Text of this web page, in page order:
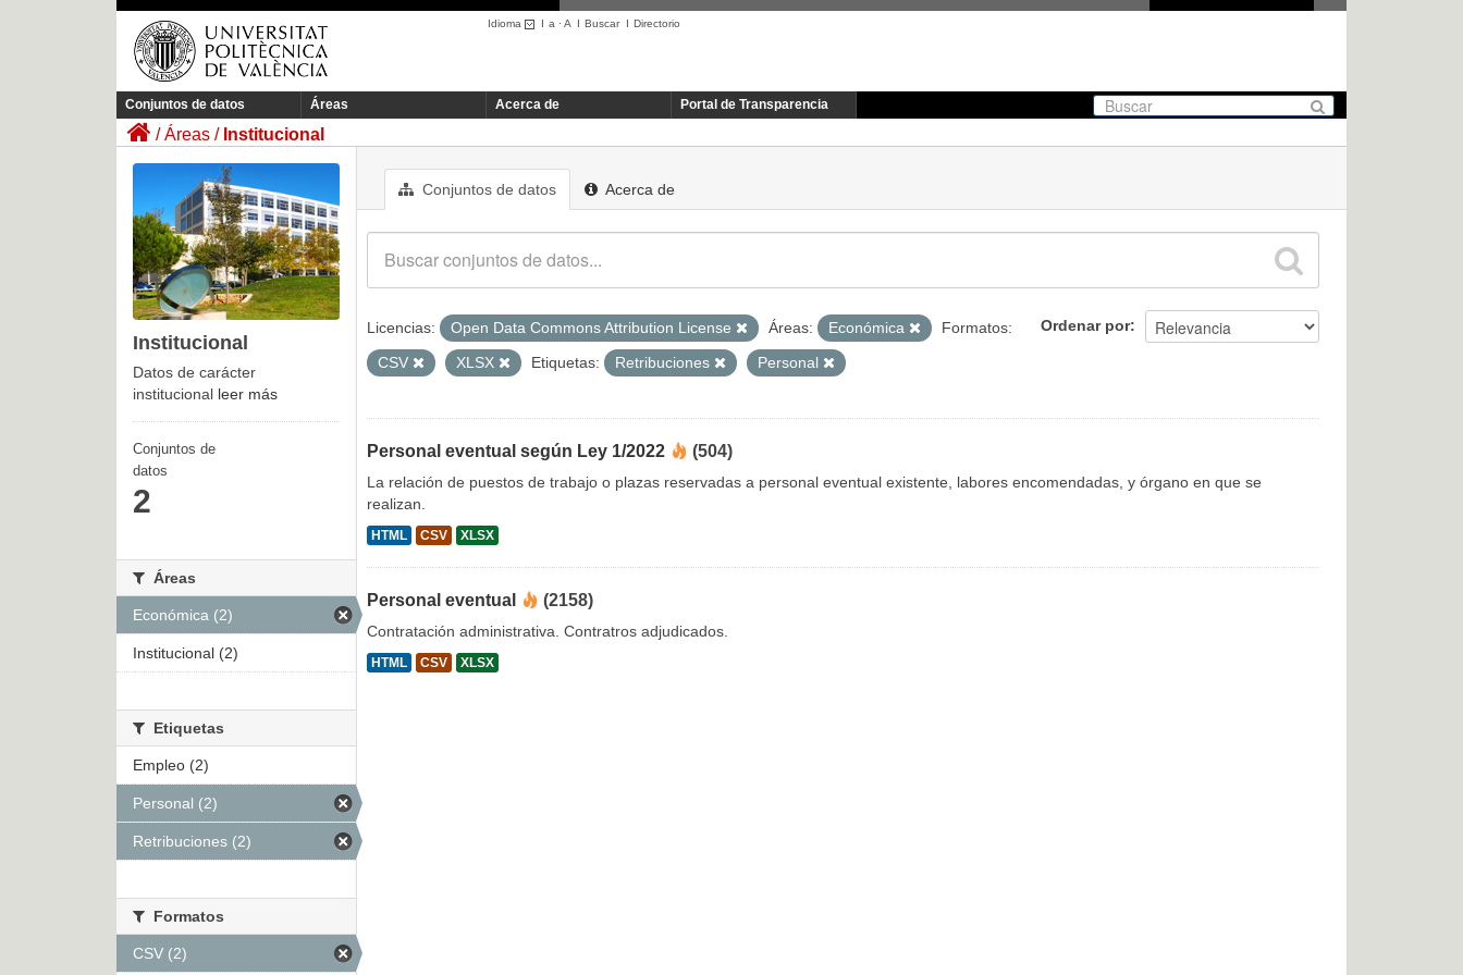
Idioma I a ·A I BuscarI Directorio
Conjuntos de datos Áreas Acerca de Portal de Transparencia
Áreas Institucional
Conjuntos de datos Acerca de
Ordenar por
Licencias: Open Data Commons Attribution License Áreas: Económica
Formatos:
CSV
XLSX Etiquetas: Retribuciones Personal
Personal eventual según Ley 1/2022 (504)
La relación de puestos de trabajo o plazas reservadas a personal eventual existente, labores encomendadas, y órgano en que se
realizan.
HTML CSV XLSX
Personal eventual (2158)
Contratación administrativa. Contratros adjudicados.
HTML CSV XLSX
Institucional
Datos de carácter
institucional leer más
Conjuntos de
datos
2
Áreas
Económica (2)
Institucional (2)
Etiquetas
Empleo (2)
Personal (2)
Retribuciones (2)
Formatos
CSV (2)